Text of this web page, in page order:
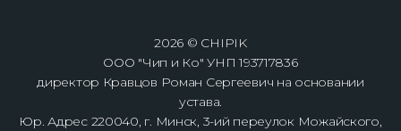
2026 © CHIPIK
ООО "Чип и Ко" УНП 193717836
директор Кравцов Роман Сергеевич на основании
устава.
Юр. Адрес 220040, г. Минск, 3-ий переулок Можайского,